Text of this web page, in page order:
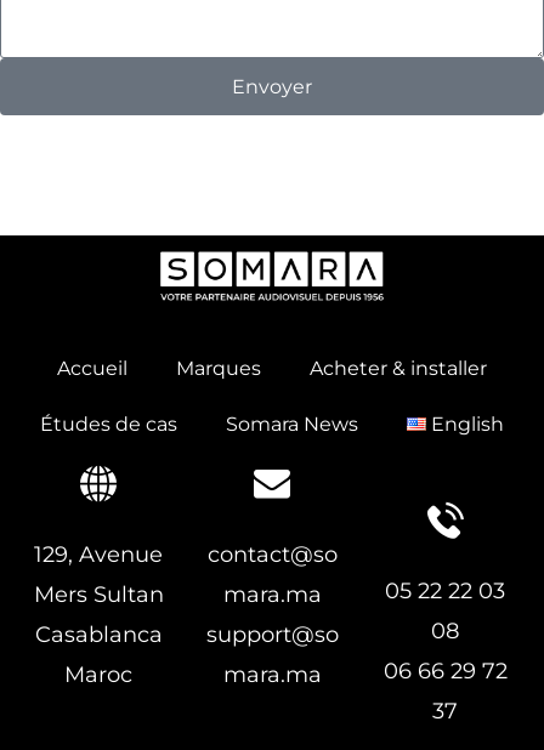
Envoyer
Accueil Marques Acheter & installer
Études de cas Somara News English
129, Avenue
Mers Sultan
Casablanca
Maroc
contact@so
mara.ma
support@so
mara.ma
05 22 22 03
08
06 66 29 72
37